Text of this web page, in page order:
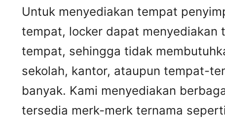
Untuk menyediakan tempat
tempat, locker dapat menyediakan
tempat, sehingga tidak
sekolah, kantor, ataupun tempat-
banyak. Kami menyediakan
tersedia merk-merk ternama